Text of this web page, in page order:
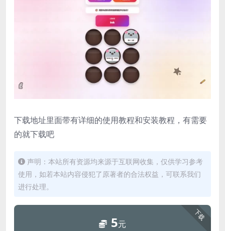
下载地址里面带有详细的使用教程和安装教程，有需要
的就下载吧
声明：本站所有资源均来源于互联网收集，仅供学习参考
使用，如若本站内容侵犯了原著者的合法权益，可联系我们
进行处理。
下载
5元